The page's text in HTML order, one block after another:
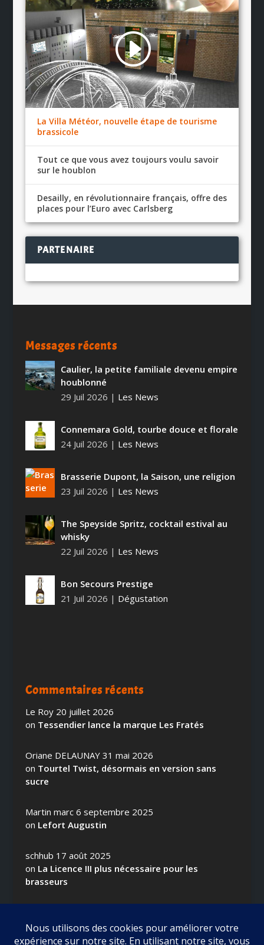
La Villa Météor, nouvelle étape de tourisme
brassicole
Tout ce que vous avez toujours voulu savoir
sur le houblon
Desailly, en révolutionnaire français, offre des
places pour l’Euro avec Carlsberg
PARTENAIRE
Messages récents
Caulier, la petite familiale devenu empire
houblonné
29 Juil 2026 | Les News
Connemara Gold, tourbe douce et florale
24 Juil 2026 | Les News
Brasserie Dupont, la Saison, une religion
23 Juil 2026 | Les News
The Speyside Spritz, cocktail estival au
whisky
22 Juil 2026 | Les News
Bon Secours Prestige
21 Juil 2026 | Dégustation
Commentaires récents
Le Roy 20 juillet 2026
on Tessendier lance la marque Les Fratés
Oriane DELAUNAY 31 mai 2026
on Tourtel Twist, désormais en version sans
sucre
Martin marc 6 septembre 2025
on Lefort Augustin
schhub 17 août 2025
on La Licence III plus nécessaire pour les
brasseurs
onTourtel Twist, c’est reparti pour 2 Tours !